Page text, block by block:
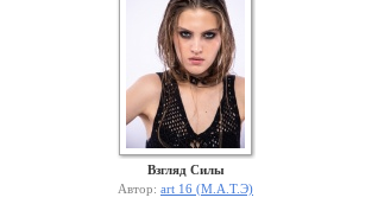
Взгляд Силы
Автор: art 16 (М.А.Т.Э)